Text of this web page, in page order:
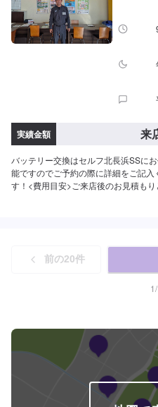
実績金額 来
バッテリー交換はセルフ北長浜SSに
能ですのでご予約の際に詳細をご記
す！<費用目安>ご来店後のお見積もり
前の20件
1/